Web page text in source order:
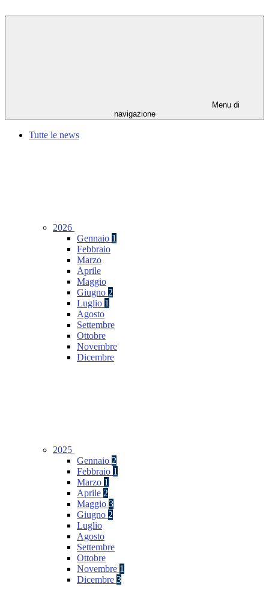
Menu di
navigazione
Tutte le news
2026
Gennaio 1
Febbraio
Marzo
Aprile
Maggio
Giugno 2
Luglio 1
Agosto
Settembre
Ottobre
Novembre
Dicembre
2025
Gennaio 2
Febbraio 1
Marzo 1
Aprile 2
Maggio 3
Giugno 2
Luglio
Agosto
Settembre
Ottobre
Novembre 1
Dicembre 3